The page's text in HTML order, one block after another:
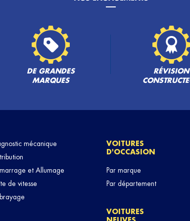
DE GRANDES
MARQUES
RÉVISION
mécanique
et Allumage
de vitesse
VOITURES
D'OCCASION
Par marque
Par département
VOITURES